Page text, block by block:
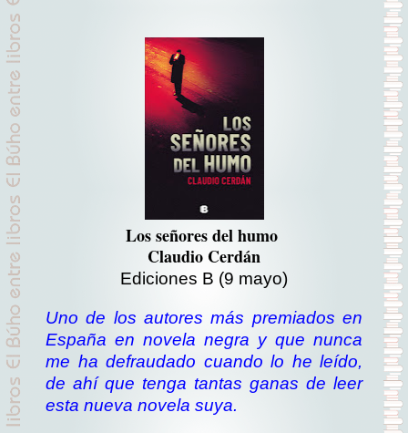
Los señores del humo
Claudio Cerdán
Ediciones B (9 mayo)
Uno de los autores más premiados en
España en novela negra y que nunca
me ha defraudado cuando lo he leído,
de ahí que tenga tantas ganas de leer
esta nueva novela suya.